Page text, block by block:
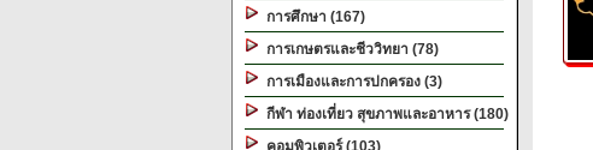
การศึกษา (167)
การเกษตรและชีววิทยา (78)
การเมืองและการปกครอง (3)
กีฬา ท่องเที่ยว สุขภาพและอาหาร (180)
คอมพิวเตอร์ (103)